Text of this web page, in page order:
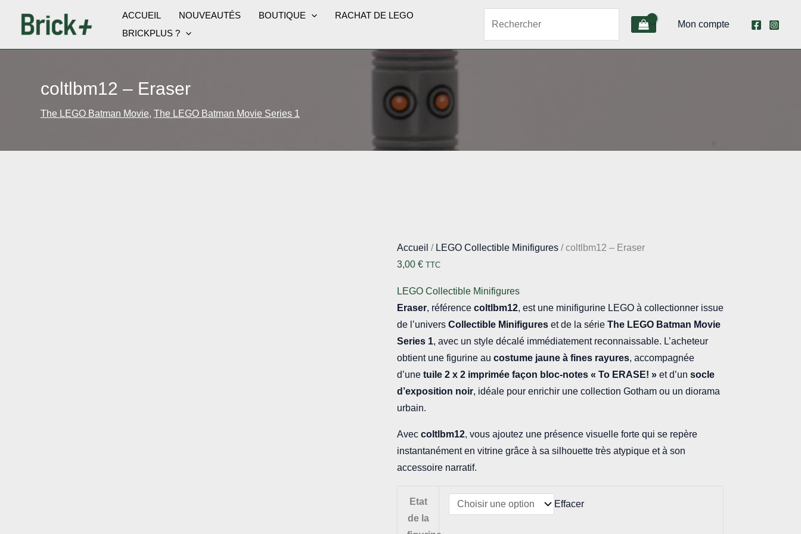
ACCUEIL NOUVEAUTÉS BOUTIQUE
RACHAT DE LEGO
BRICKPLUS ?
Mon compte
coltlbm12 – Eraser
The LEGO Batman Movie, The LEGO Batman Movie Series 1
Accueil / LEGO Collectible Minifigures / coltlbm12 – Eraser
3,00€ TTC
LEGO Collectible Minifigures
Eraser, référencecoltlbm12, est une minifigurine LEGO à collectionner issue
de l’universCollectible Minifigures et de la sérieThe LEGO Batman Movie
Series 1, avec un style décalé immédiatement reconnaissable. L’acheteur
obtient une figurine aucostume jaune à fines rayures, accompagnée
d’unetuile 2 x 2 imprimée façon bloc-notes « To ERASE! » et d’unsocle
d’exposition noir, idéale pour enrichir une collection Gotham ou un diorama
urbain.
Aveccoltlbm12, vous ajoutez une présence visuelle forte qui se repère
instantanément en vitrine grâce à sa silhouette très atypique et à son
accessoire narratif.
Etat
de la
Effacer